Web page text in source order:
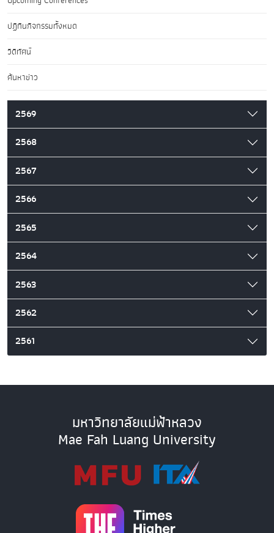
ปฏิทินกิจกรรมทั้งหมด
วิดีทัศน์
ค้นหาข่าว
2569
2568
2567
2566
2565
2564
2563
2562
2561
มหาวิทยาลัยแม่ฟ้าหลวง
Mae Fah Luang University